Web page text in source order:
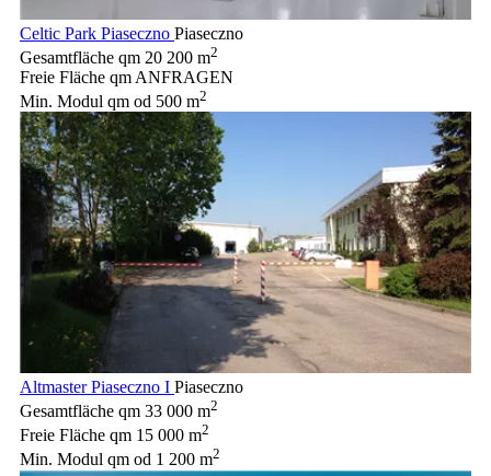
Celtic Park Piaseczno Piaseczno
Gesamtfläche qm 20 200 m2
Freie Fläche qm ANFRAGEN
Min. Modul qm od 500 m2
Altmaster Piaseczno I Piaseczno
Gesamtfläche qm 33 000 m2
Freie Fläche qm 15 000 m2
Min. Modul qm od 1 200 m2